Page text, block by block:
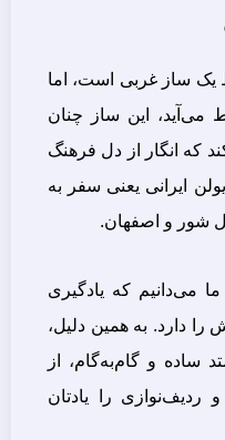
یک ساز غربی است، اما
می‌آید، این ساز چنان
که انگار از دل فرهنگ
ایرانی یعنی سفر به
شور و اصفهان.
می‌دانیم که یادگیری
دارد. به همین دلیل،
ساده و گام‌به‌گام، از
ردیف‌نوازی را یادتان